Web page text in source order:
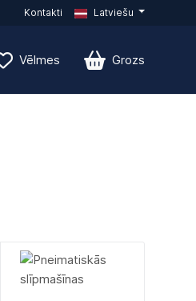
Kontakti Latviešu
Vēlmes Grozs